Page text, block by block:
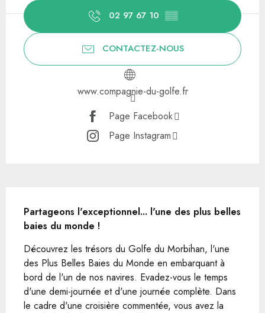
02 97 67 10 ▒▒
CONTACTEZ-NOUS
www.compagnie-du-golfe.fr
Page Facebook
Page Instagram
Partageons l'exceptionnel... l'une des plus belles
baies du monde !
Découvrez les trésors du Golfe du Morbihan, l'une
des Plus Belles Baies du Monde en embarquant à
bord de l'un de nos navires. Evadez-vous le temps
d'une demi-journée et d'une journée complète. Dans
le cadre d'une croisière commentée, vous avez la